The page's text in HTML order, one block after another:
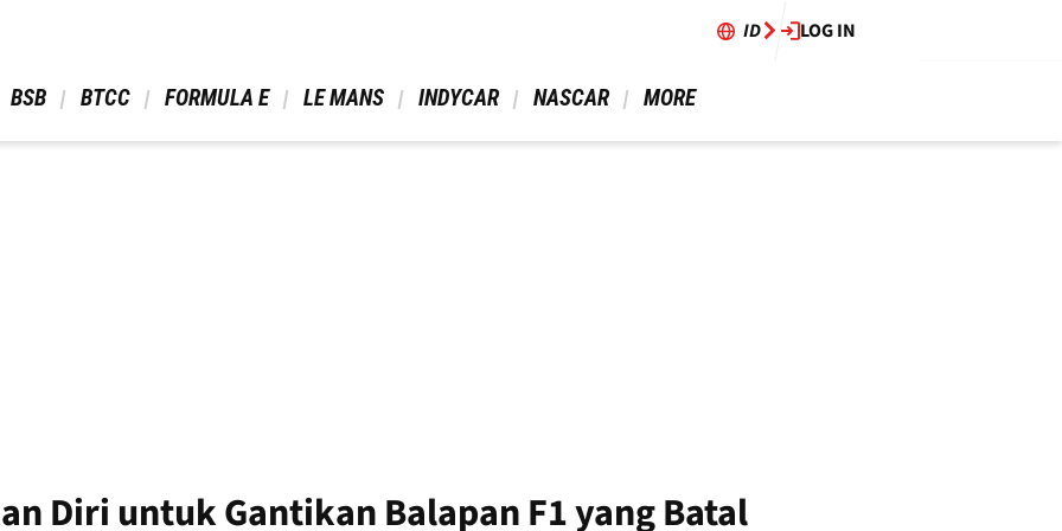
ID LOG IN
BSB BTCC FORMULA E LE MANS INDYCAR NASCAR MORE
Diri untuk Gantikan Balapan F1 yang Batal